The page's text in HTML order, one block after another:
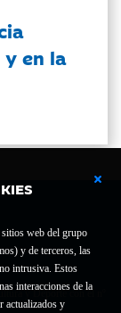
sitios web del grupo
y de terceros, las
intrusiva. Estos
interacciones de la
actualizados y
en la
y Deporte con el nº